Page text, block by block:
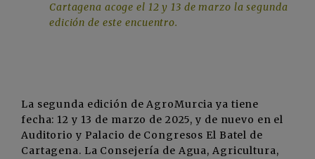
Cartagena acoge el 12 y 13 de marzo la segunda
edición de este encuentro.
La segunda edición de AgroMurcia ya tiene
fecha: 12 y 13 de marzo de 2025, y de nuevo en el
Auditorio y Palacio de Congresos El Batel de
Cartagena. La Consejería de Agua, Agricultura,